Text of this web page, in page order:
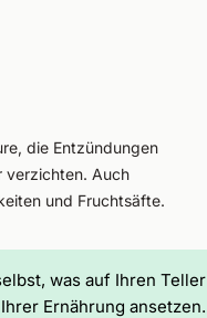
die Entzündungen
verzichten. Auch
und Fruchtsäfte.
was auf Ihren Teller
Ernährung ansetzen.